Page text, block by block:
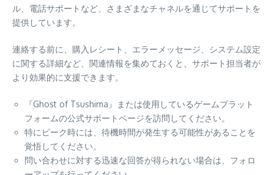
ル、電話サポートなど、さまざまなチャネルを通じてサポートを
提供しています。
連絡する前に、購入レシート、エラーメッセージ、システム設定
に関する詳細など、関連情報を集めておくと、サポート担当者が
より効果的に支援できます。
『Ghost of Tsushima』または使用しているゲームプラット
フォームの公式サポートページを訪問してください。
特にピーク時には、待機時間が発生する可能性があることを
覚悟してください。
問い合わせに対する迅速な回答が得られない場合は、フォロ